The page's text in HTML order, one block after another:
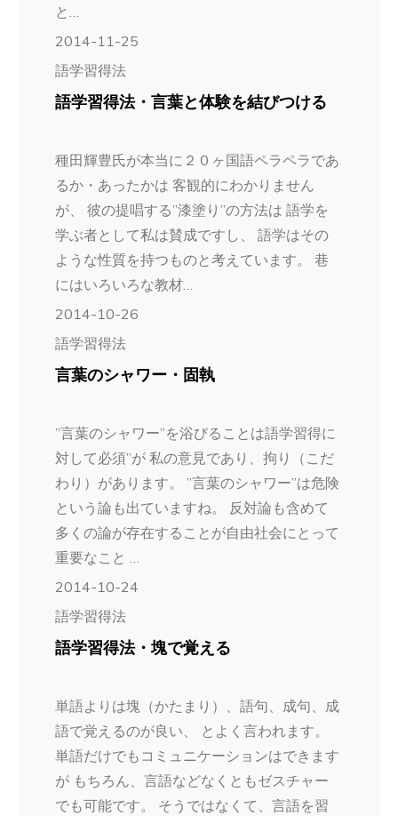
と…
2014-11-25
語学習得法
語学習得法・言葉と体験を結びつける
種田輝豊氏が本当に２０ヶ国語ペラペラであ
るか・あったかは 客観的にわかりません
が、 彼の提唱する”漆塗り”の方法は 語学を
学ぶ者として私は賛成ですし、 語学はその
ような性質を持つものと考えています。 巷
にはいろいろな教材…
2014-10-26
語学習得法
言葉のシャワー・固執
”言葉のシャワー”を浴びることは語学習得に
対して必須”が 私の意見であり、拘り（こだ
わり）があります。 ”言葉のシャワー”は危険
という論も出ていますね。 反対論も含めて
多くの論が存在することが自由社会にとって
重要なこと …
2014-10-24
語学習得法
語学習得法・塊で覚える
単語よりは塊（かたまり）、語句、成句、成
語で覚えるのが良い、 とよく言われます。
単語だけでもコミュニケーションはできます
が もちろん、言語などなくともゼスチャー
でも可能です。 そうではなくて、言語を習